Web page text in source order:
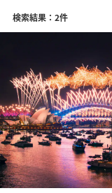
検索結果：2件